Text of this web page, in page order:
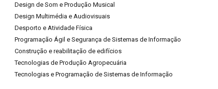
Design de Som e Produção Musical
Design Multimédia e Audiovisuais
Desporto e Atividade Física
Programação Ágil e Segurança de Sistemas de Informação
Construção e reabilitação de edifícios
Tecnologias de Produção Agropecuária
Tecnologias e Programação de Sistemas de Informação